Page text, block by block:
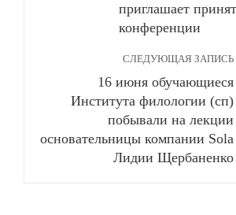
приглашает
конференции
СЛЕДУЮЩАЯ ЗАПИСЬ
16 июня обучающиеся
Института филологии (сп)
побывали на лекции
основательницы компании Sola
Лидии Щербаненко